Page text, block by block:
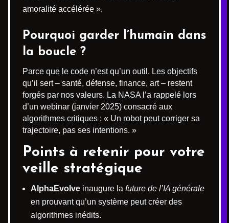
amoralité accélérée ».
Pourquoi garder l’humain dans
la boucle ?
Parce que le code n’est qu’un outil. Les objectifs
qu’il sert – santé, défense, finance, art – restent
forgés par nos valeurs. La NASA l’a rappelé lors
d’un webinar (janvier 2025) consacré aux
algorithmes critiques : « Un robot peut corriger sa
trajectoire, pas ses intentions. »
Points à retenir pour votre
veille stratégique
AlphaEvolve inaugure la future de l’IA générale
en prouvant qu’un système peut créer des
algorithmes inédits.